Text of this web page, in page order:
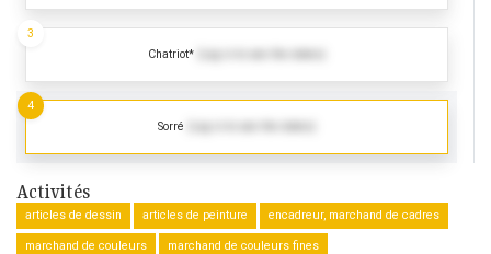
Chatriot*
3
Sorré
4
Activités
articles de dessin articles de peinture encadreur, marchand de cadres
marchand de couleurs marchand de couleurs fines